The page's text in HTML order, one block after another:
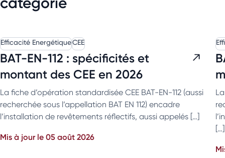
Efficacité EnergétiqueCEE
BAT-EN-112 : spécificités et
montant des CEE en 2026
La fiche d’opération standardisée CEE BAT-EN-112 (aussi
recherchée sous l’appellation BAT EN 112) encadre
l’installation de revêtements réflectifs, aussi appelés […]
Mis à jour le 05 août 2026
[…]